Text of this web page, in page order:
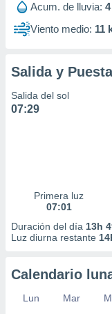
Acum. de lluvia:
Viento medio: 11
Salida y
Salida del sol
07:29
Primera luz
07:01
Duración del día 13h
Luz diurna restante
Calendario
Lun Mar